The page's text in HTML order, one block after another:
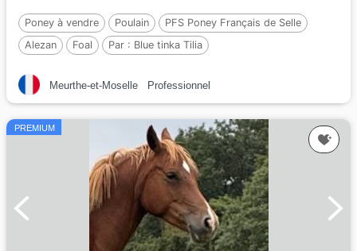
Poney à vendre Poulain
PFS Poney Français de Selle
Alezan
Foal Par : Blue tinka Tilia
Meurthe-et-Moselle Professionnel
PREMIUM